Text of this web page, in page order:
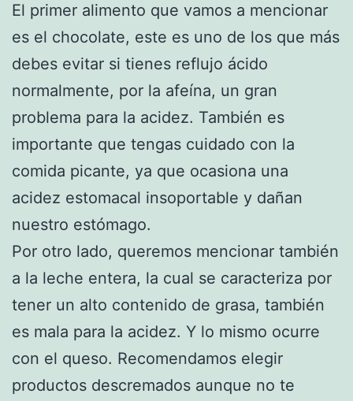
El primer alimento que vamos a mencionar
es el chocolate, este es uno de los que más
debes evitar si tienes reflujo ácido
normalmente, por la afeína, un gran
problema para la acidez. También es
importante que tengas cuidado con la
comida picante, ya que ocasiona una
acidez estomacal insoportable y dañan
nuestro estómago.
Por otro lado, queremos mencionar también
a la leche entera, la cual se caracteriza por
tener un alto contenido de grasa, también
es mala para la acidez. Y lo mismo ocurre
con el queso. Recomendamos elegir
productos descremados aunque no te